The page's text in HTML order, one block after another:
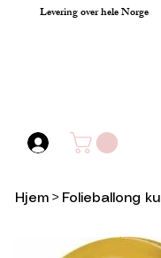
Levering over hele Norge
Hjem > Folieballong